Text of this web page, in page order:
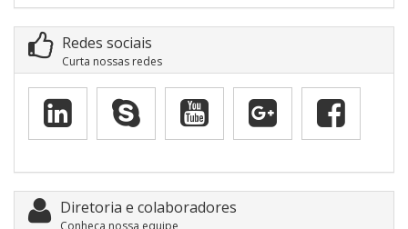
Redes sociais
Curta nossas redes
Diretoria e colaboradores
Conheça nossa equipe